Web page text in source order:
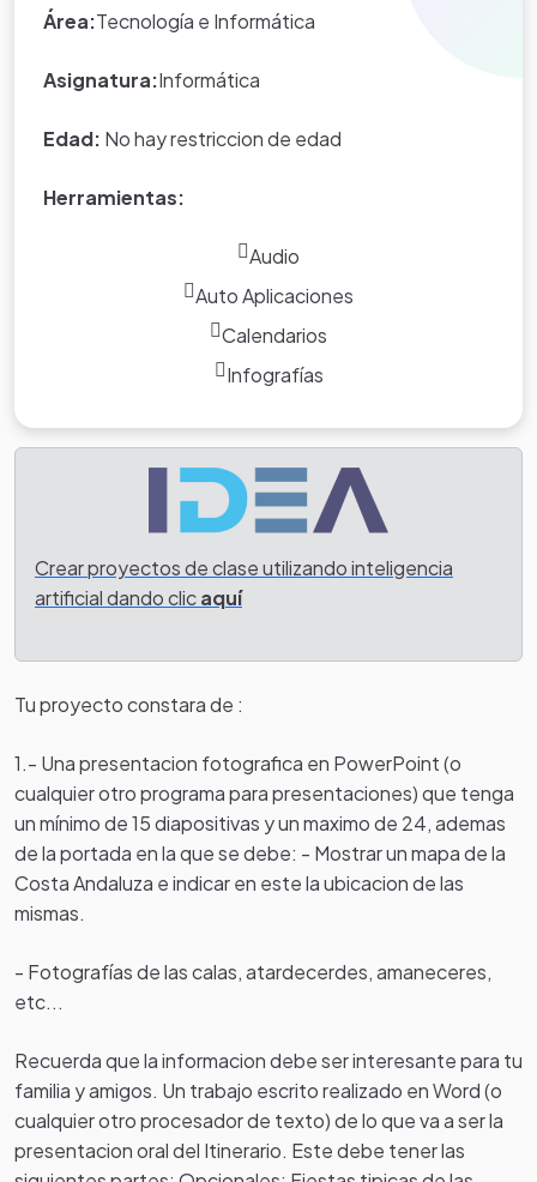
Área:Tecnología e Informática
Asignatura:Informática
Edad: No hay restriccion de edad
Herramientas:
Audio
Auto Aplicaciones
Calendarios
Infografías
Crear proyectos de clase utilizando inteligencia
artificial dando clicaquí
Como tarea hareis la presentacion del Itinerario del Viaje
que les vas a hacer a tus familiares y amigos por las
Costas Andaluzas. Apoyado en mapas, imágenes y
fotografias. Debes debes realizar una comparacion de las
Tu proyecto constara de :
1.- Una presentacion fotografica en PowerPoint (o
cualquier otro programa para presentaciones) que tenga
un mínimo de 15 diapositivas y un maximo de 24, ademas
de la portada en la que se debe: - Mostrar un mapa de la
Costa Andaluza e indicar en este la ubicacion de las
mismas.
- Fotografías de las calas, atardecerdes, amaneceres,
etc...
Recuerda que la informacion debe ser interesante para tu
familia y amigos. Un trabajo escrito realizado en Word (o
cualquier otro procesador de texto) de lo que va a ser la
presentacion oral del Itinerario. Este debe tener las